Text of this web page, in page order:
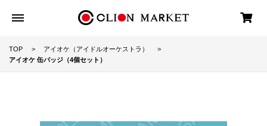
TOP
アイオケ（アイドルオーケストラ）
アイオケ 缶バッジ（4個セット）